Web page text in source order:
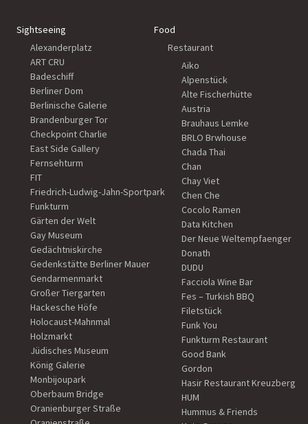
Sightseeing
Alexanderplatz
ART CRU
Badeschiff
Berliner Dom
Berlinische Galerie
Brandenburger Tor
Checkpoint Charlie
East Side Gallery
Fernsehturm
FIT
Friedrich-Ludwig-Jahn-Sportpark
Funkturm
Gärten der Welt
Gay Museum
Gedächtniskirche
Gedenkstätte Berliner Mauer
Gendarmenmarkt
Großer Tiergarten
Hackesche Höfe
Holocaust-Mahnmal
Holzmarkt
Jüdisches Museum
König Galerie
Monbijoupark
Oberbaum Bridge
Oranienburger Straße
Food
Restaurant
Aiko
Alpenstück
Alte Fischerhütte
Austria
Brauhaus Lemke
BRLO Brwhouse
Chada Thai
Chan
Chay Viet
Chen Che
Cocolo Ramen
Data Kitchen
Der Neue Weltempfaenger
Donath
DUDU
Facciola Wine Bar
Fes – Turkish BBQ
Filetstück
Funk You
Funkturm Restaurant
Good Bank
Gordon
Hasir Restaurant Kreuzberg
HUM
Hummus & Friends